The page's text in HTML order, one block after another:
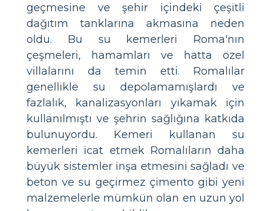
geçmesine ve şehir içindeki çeşitli
dağıtım tanklarına akmasına neden
oldu. Bu su kemerleri Roma'nın
çeşmeleri, hamamları ve hatta özel
villalarını da temin etti. Romalılar
genellikle su depolamamışlardı ve
fazlalık, kanalizasyonları yıkamak için
kullanılmıştı ve şehrin sağlığına katkıda
bulunuyordu. Kemeri kullanan su
kemerleri icat etmek Romalıların daha
büyük sistemler inşa etmesini sağladı ve
beton ve su geçirmez çimento gibi yeni
malzemelerle mümkün olan en uzun yol